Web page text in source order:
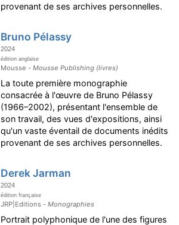
provenant de ses archives personnelles.
Bruno Pélassy
2024
édition anglaise
Mousse -Mousse Publishing (livres)
La toute première monographie
consacrée à l'œuvre de Bruno Pélassy
(1966–2002), présentant l'ensemble de
son travail, des vues d'expositions, ainsi
qu'un vaste éventail de documents inédits
provenant de ses archives personnelles.
Derek Jarman
2024
édition française
JRP|Editions -Monographies
Portrait polyphonique de l'une des figures